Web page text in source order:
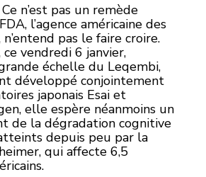
n’est pas un remède
l’agence américaine des
pas le faire croire.
vendredi 6 janvier,
échelle du Leqembi,
développé conjointement
japonais Esai et
elle espère néanmoins un
de la dégradation cognitive
depuis peu par la
qui affecte 6,5